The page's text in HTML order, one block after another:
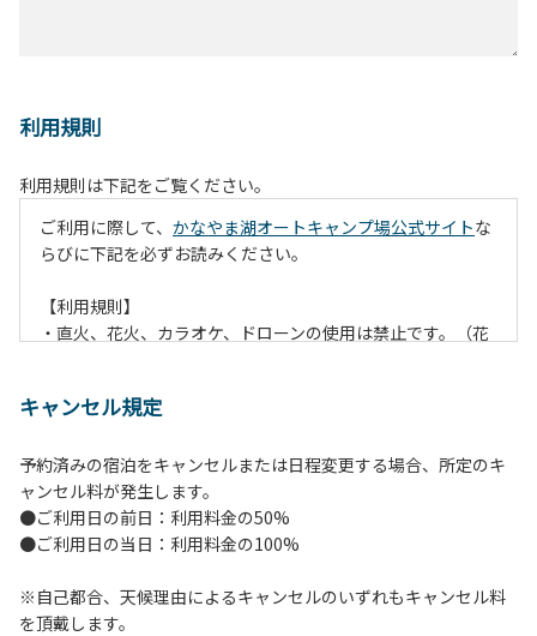
利用規則
利用規則は下記をご覧ください。
ご利用に際して、 かなやま湖オートキャンプ場公式サイトな
らびに下記を必ずお読みください。
【利用規則】
・直火、花火、カラオケ、ドローンの使用は禁止です。（花
て芝生が焼けないようご注意ください。
炭火、薪の燃え残ったものについては、灰・残り火入れに投
棄してください。
・ペットをお連れのお客様は、マナーに十分気をつけてくだ
さい。他のお客様の迷惑になりますと、退場していただきま
・電源は各サイトにありますのでご利用ください。ただし、
発電機等は使用できません。
キャンセル規定
予約済みの宿泊をキャンセルまたは日程変更する場合、所定のキ
ャンセル料が発生します。
●ご利用日の前日：利用料金の50%
●ご利用日の当日：利用料金の100%
※自己都合、天候理由によるキャンセルのいずれもキャンセル料
を頂戴します。